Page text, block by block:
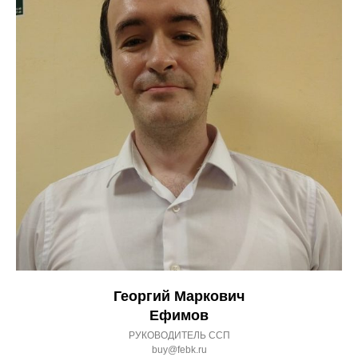
Георгий Маркович
Ефимов
РУКОВОДИТЕЛЬ ССП
buy@febk.ru